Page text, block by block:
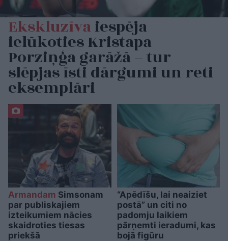
Ekskluzīvaiespēja
ielūkoties Kristapa
Porziņģa garāžā – tur
slēpjas īsti dārgumi un reti
eksemplāri
Armandam Simsonam
par publiskajiem
izteikumiem nācies
skaidroties tiesas
priekšā
“Apēdīšu, lai neaiziet
postā” un citi no
padomju laikiem
pārņemti ieradumi, kas
bojā figūru